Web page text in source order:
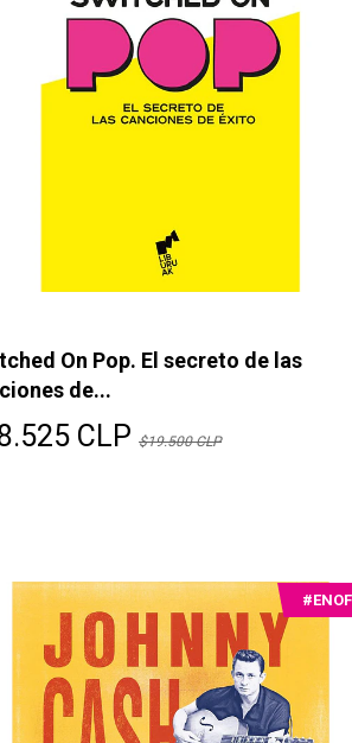
On Pop. El secreto de las
de...
CLP $19.500 CLP